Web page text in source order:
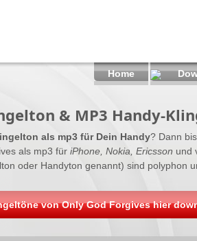
& MP3 Handy-
als mp3 für Dein Handy? Dann
als mp3 für iPhone, Nokia, Ericsson und
oder Handyton genannt) sind polyphon
von Only God Forgives hier
Home